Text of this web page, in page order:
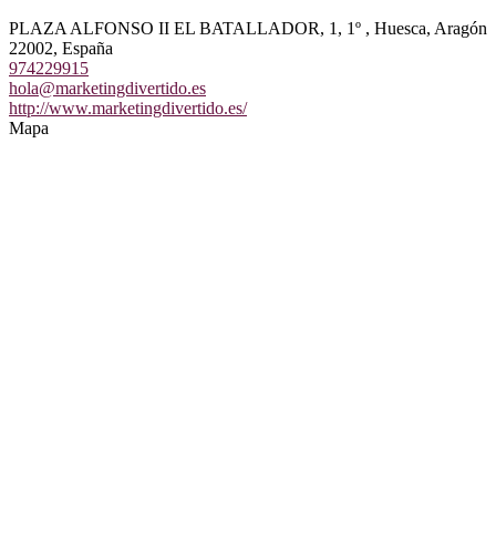
PLAZA ALFONSO II EL BATALLADOR, 1, 1º , Huesca, Aragón
22002, España
974229915
hola@marketingdivertido.es
http://www.marketingdivertido.es/
Mapa